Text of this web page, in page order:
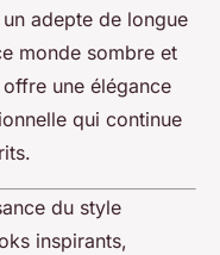
adepte de longue
monde sombre et
une élégance
qui continue
du style
inspirants,